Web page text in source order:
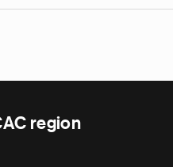
region